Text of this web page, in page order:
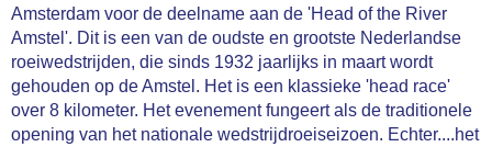
Amsterdam voor de deelname aan de 'Head of the River
Amstel'. Dit is een van de oudste en grootste Nederlandse
roeiwedstrijden, die sinds 1932 jaarlijks in maart wordt
gehouden op de Amstel. Het is een klassieke 'head race'
over 8 kilometer. Het evenement fungeert als de traditionele
opening van het nationale wedstrijdroeiseizoen. Echter....het